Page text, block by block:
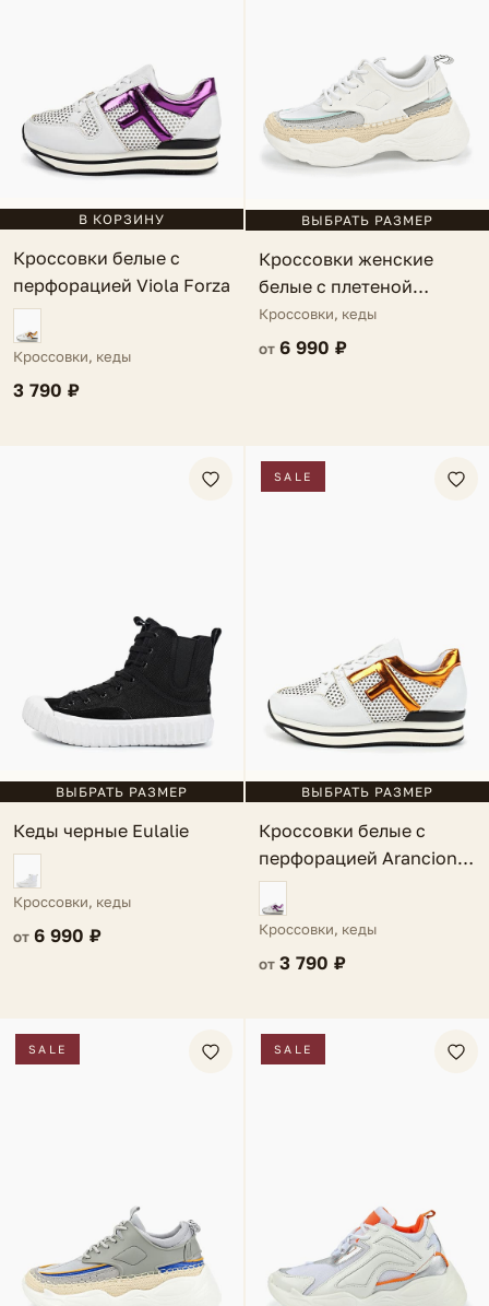
В КОРЗИНУ
Кроссовки белые с
перфорацией Viola Forza
Кроссовки, кеды
3 790 ₽
ВЫБРАТЬ РАЗМЕР
Кроссовки женские
белые с плетеной
вставкой Chanel
Кроссовки, кеды
от 6 990 ₽
ВЫБРАТЬ РАЗМЕР
Кеды черные Eulalie
Кроссовки, кеды
от 6 990 ₽
SALE
ВЫБРАТЬ РАЗМЕР
Кроссовки белые с
перфорацией Arancione
Forza
Кроссовки, кеды
от 3 790 ₽
SALE SALE